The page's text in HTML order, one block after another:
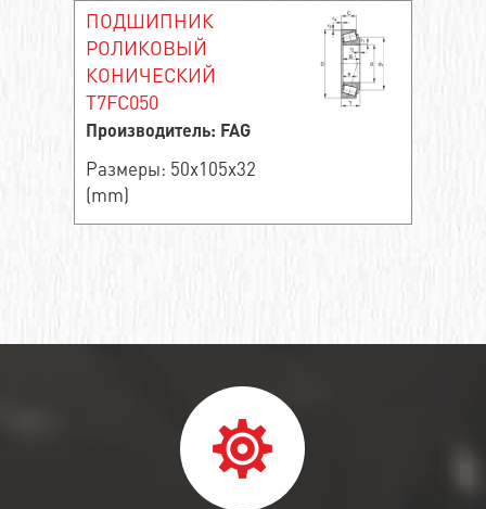
ПОДШИПНИК
РОЛИКОВЫЙ
КОНИЧЕСКИЙ
T7FC050
Производитель: FAG
Размеры: 50x105x32
(mm)